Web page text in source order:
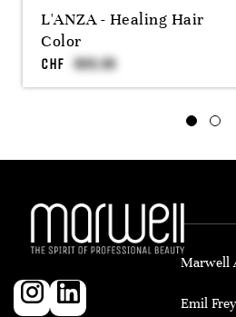
L'ANZA - Healing Hair
Color
CHF
Marwell
Emil